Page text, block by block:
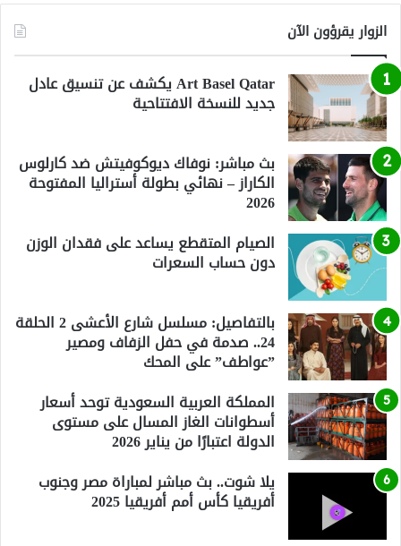
الزوار يقرؤون الآن
Art Basel Qatar يكشف عن تنسيق عادل
جديد للنسخة الافتتاحية
بث مباشر: نوفاك ديوكوفيتش ضد كارلوس
الكاراز – نهائي بطولة أستراليا المفتوحة
2026
الصيام المتقطع يساعد على فقدان الوزن
دون حساب السعرات
بالتفاصيل: مسلسل شارع الأعشى 2 الحلقة
24.. صدمة في حفل الزفاف ومصير
”عواطف” على المحك
المملكة العربية السعودية توحد أسعار
أسطوانات الغاز المسال على مستوى
الدولة اعتبارًا من يناير 2026
يلا شوت.. بث مباشر لمباراة مصر وجنوب
أفريقيا كأس أمم أفريقيا 2025